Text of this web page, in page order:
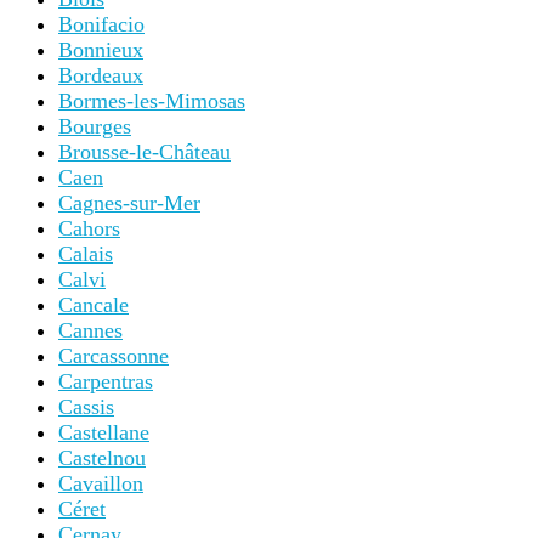
Bonifacio
Bonnieux
Bordeaux
Bormes-les-Mimosas
Bourges
Brousse-le-Château
Caen
Cagnes-sur-Mer
Cahors
Calais
Calvi
Cancale
Cannes
Carcassonne
Carpentras
Cassis
Castellane
Castelnou
Cavaillon
Céret